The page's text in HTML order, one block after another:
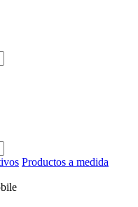
Productos a medida